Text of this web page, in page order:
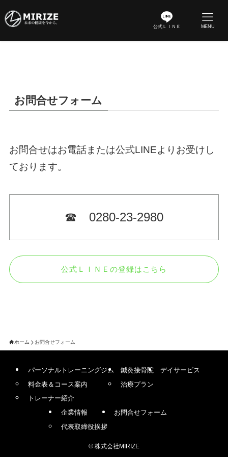
公式ＬＩＮＥ MENU
お問合せフォーム
お問合せはお電話または公式LINEよりお受けし
ております。
☎ 0280-23-2980
公式ＬＩＮＥの登録はこちら
ホーム お問合せフォーム
パーソナルトレーニングジム
料金表＆コース案内
トレーナー紹介
鍼灸接骨院
治療プラン
デイサービス
企業情報
代表取締役挨拶
お問合せフォーム
© 株式会社MIRIZE